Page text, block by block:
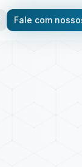
Fale com